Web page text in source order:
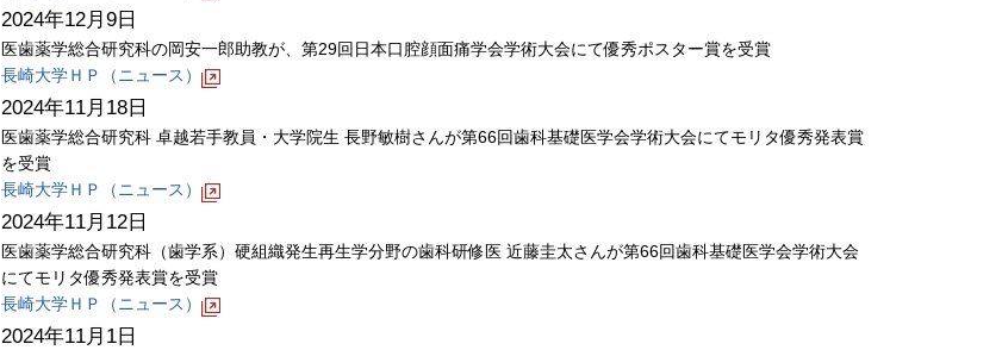
2024年12月9日
医歯薬学総合研究科の岡安一郎助教が、第29回日本口腔顔面痛学会学術大会にて優秀ポスター賞を受賞
長崎大学ＨＰ（ニュース）
2024年11月18日
医歯薬学総合研究科 卓越若手教員・大学院生 長野敏樹さんが第66回歯科基礎医学会学術大会にてモリタ優秀発表賞
を受賞
長崎大学ＨＰ（ニュース）
2024年11月12日
医歯薬学総合研究科（歯学系）硬組織発生再生学分野の歯科研修医 近藤圭太さんが第66回歯科基礎医学会学術大会
にてモリタ優秀発表賞を受賞
長崎大学ＨＰ（ニュース）
2024年11月1日